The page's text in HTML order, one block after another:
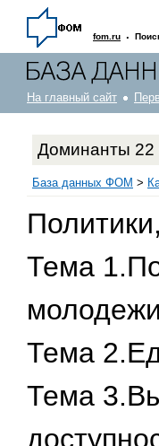
fom.ru ·
На главный сайт
Доминанты 22
База данных ФОМ >
Тема
молодежи
Тема
Тема